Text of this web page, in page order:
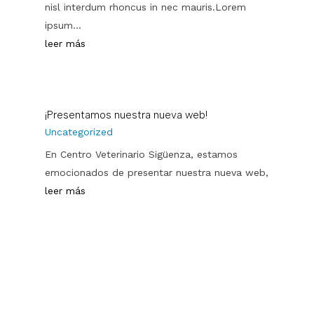
nisl interdum rhoncus in nec mauris.Lorem
ipsum...
leer más
¡Presentamos nuestra nueva web!
Uncategorized
En Centro Veterinario Sigüenza, estamos
emocionados de presentar nuestra nueva web,
leer más